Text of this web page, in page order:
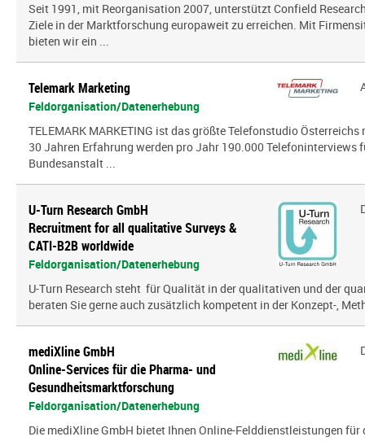
Seit 1991, mit Reorganisation 2007, unterstützt Confield
Ziele in der Marktforschung europaweit zu erreichen. Mit
bieten wir ein ...
Telemark Marketing
Feldorganisation/Datenerhebung
TELEMARK MARKETING ist das größte Telefonstudio
30 Jahren Erfahrung werden pro Jahr 190.000
Bundesanstalt ...
U-Turn Research GmbH
Recruitment for all qualitative Surveys &
CATI-B2B worldwide
Feldorganisation/Datenerhebung
U-Turn Research steht für Qualität in der qualitativen und der
beraten Sie gerne auch zusätzlich kompetent in der Konzept-,
mediXline GmbH
Online-Services für die Pharma- und
Gesundheitsmarktforschung
Feldorganisation/Datenerhebung
Die mediXline GmbH bietet Ihnen Online-Felddienstleistungen für